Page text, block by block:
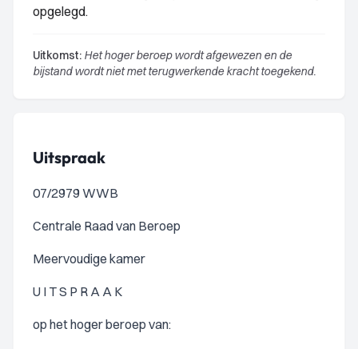
opgelegd.
Uitkomst: Het hoger beroep wordt afgewezen en de
bijstand wordt niet met terugwerkende kracht toegekend.
Uitspraak
07/2979 WWB
Centrale Raad van Beroep
Meervoudige kamer
U I T S P R A A K
op het hoger beroep van: